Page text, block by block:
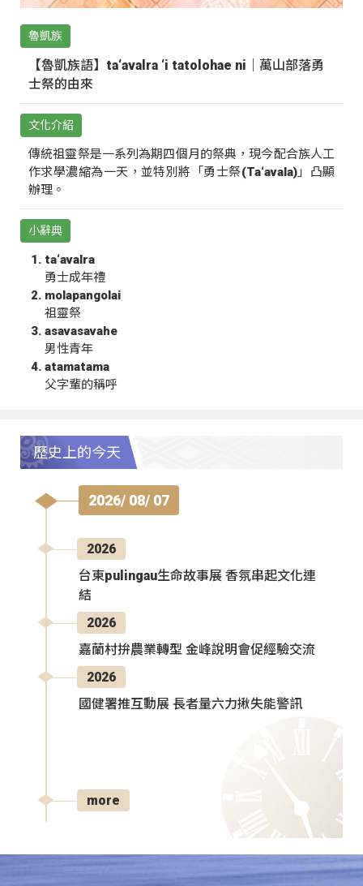
魯凱族
【魯凱族語】ta‘avalra ‘i tatolohae ni｜萬山部落勇
士祭的由來
文化介紹
傳統祖靈祭是一系列為期四個月的祭典，現今配合族人工
作求學濃縮為一天，並特別將「勇士祭(Ta‘avala)」凸顯
辦理。
小辭典
ta‘avalra
勇士成年禮
molapangolai
祖靈祭
asavasavahe
男性青年
atamatama
父字輩的稱呼
歷史上的今天
2026/ 08/ 07
2026
台東pulingau生命故事展 香氛串起文化連
結
2026
嘉蘭村拚農業轉型 金峰說明會促經驗交流
2026
國健署推互動展 長者量六力揪失能警訊
more